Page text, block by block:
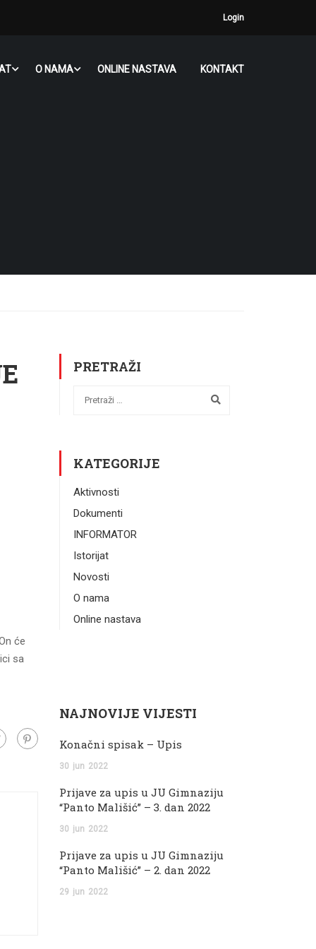
Login
O NAMA ONLINE NASTAVA KONTAKT
će
sa
PRETRAŽI
KATEGORIJE
Aktivnosti
Dokumenti
INFORMATOR
Istorijat
Novosti
O nama
Online nastava
NAJNOVIJE VIJESTI
Konačni spisak – Upis
30 jun 2022
Prijave za upis u JU Gimnaziju
“Panto Mališić” – 3. dan 2022
30 jun 2022
Prijave za upis u JU Gimnaziju
“Panto Mališić” – 2. dan 2022
29 jun 2022